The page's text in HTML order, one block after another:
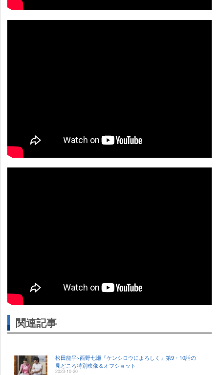
関連記事
松田龍平×西野七瀬『ケンシロウによろしく』第9・10話の
見どころ特別映像＆オフショット
2023-10-20